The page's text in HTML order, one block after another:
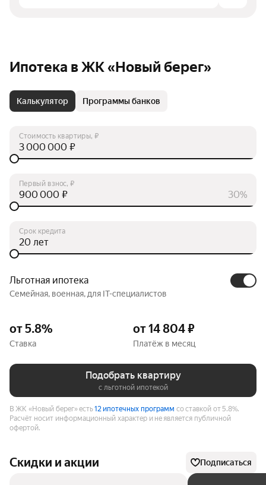
Ипотека в ЖК «Новый берег»
Калькулятор Программы банков
Стоимость квартиры, ₽
₽
Первый взнос, ₽
30%
₽
Срок кредита
лет
Льготная ипотека
Семейная, военная, для IT-специалистов
от 5.8%
Ставка
от 14 804 ₽
Платёж в месяц
Подобрать квартиру
с льготной ипотекой
В ЖК «Новый берег» есть12 ипотечных программ со ставкой от 5.8%.
Расчёт носит информационный характер и не является публичной
офертой.
Скидки и акции Подписаться